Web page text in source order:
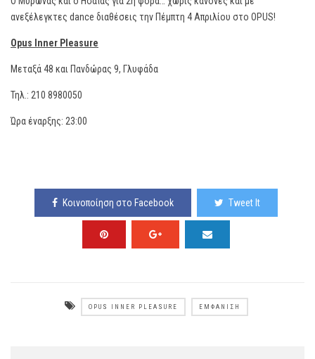
ανεξέλεγκτες dance διαθέσεις την Πέμπτη 4 Απριλίου στο OPUS!
Opus Inner Pleasure
Μεταξά 48 και Πανδώρας 9, Γλυφάδα
Τηλ.: 210 8980050
Ώρα έναρξης: 23:00
Κοινοποίηση στο Facebook Tweet It
OPUS INNER PLEASURE ΕΜΦΆΝΙΣΗ